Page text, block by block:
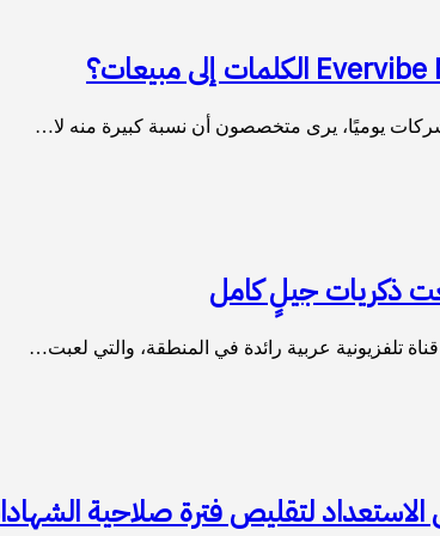
يوميًا، يرى متخصصون أن نسبة كبيرة منه لا…
ذكريات جيلٍ كامل
عربية رائدة في المنطقة، والتي لعبت…
لتقليص فترة صلاحية